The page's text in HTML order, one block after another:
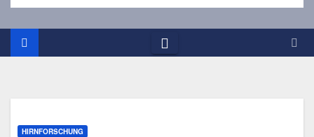
HIRNFORSCHUNG